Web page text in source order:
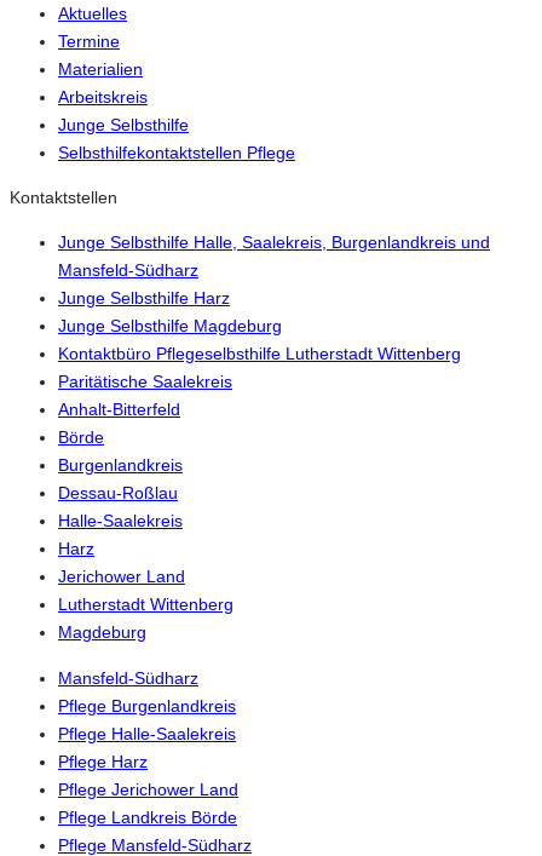
Aktuelles
Termine
Materialien
Arbeitskreis
Junge Selbsthilfe
Selbsthilfekontaktstellen Pflege
Kontaktstellen
Junge Selbsthilfe Halle, Saalekreis, Burgenlandkreis und
Mansfeld-Südharz
Junge Selbsthilfe Harz
Junge Selbsthilfe Magdeburg
Kontaktbüro Pflegeselbsthilfe Lutherstadt Wittenberg
Paritätische Saalekreis
Anhalt-Bitterfeld
Börde
Burgenlandkreis
Dessau-Roßlau
Halle-Saalekreis
Harz
Jerichower Land
Lutherstadt Wittenberg
Magdeburg
Mansfeld-Südharz
Pflege Burgenlandkreis
Pflege Halle-Saalekreis
Pflege Harz
Pflege Jerichower Land
Pflege Landkreis Börde
Pflege Mansfeld-Südharz